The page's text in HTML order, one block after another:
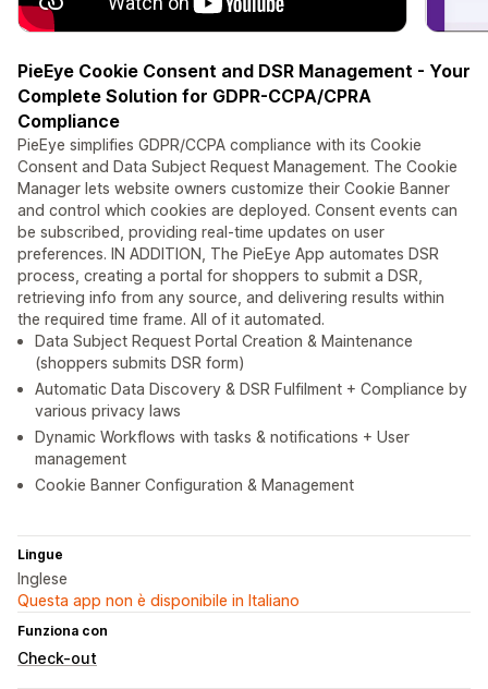
PieEye Cookie Consent and DSR Management - Your
Complete Solution for GDPR-CCPA/CPRA
Compliance
PieEye simplifies GDPR/CCPA compliance with its Cookie
Consent and Data Subject Request Management. The Cookie
Manager lets website owners customize their Cookie Banner
and control which cookies are deployed. Consent events can
be subscribed, providing real-time updates on user
preferences. IN ADDITION, The PieEye App automates DSR
process, creating a portal for shoppers to submit a DSR,
retrieving info from any source, and delivering results within
the required time frame. All of it automated.
Data Subject Request Portal Creation & Maintenance
(shoppers submits DSR form)
Automatic Data Discovery & DSR Fulfilment + Compliance by
various privacy laws
Dynamic Workflows with tasks & notifications + User
management
Cookie Banner Configuration & Management
Lingue
Inglese
Questa app non è disponibile in Italiano
Funziona con
Check-out